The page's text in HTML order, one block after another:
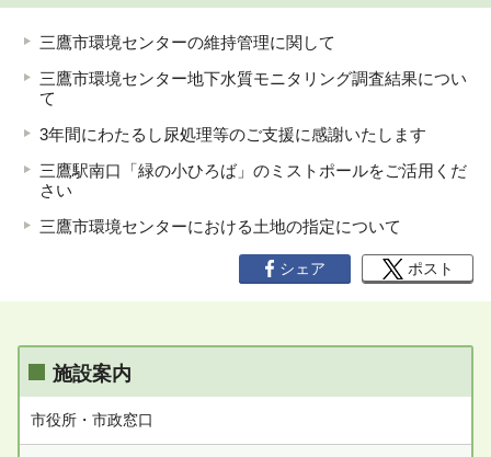
三鷹市環境センターの維持管理に関して
三鷹市環境センター地下水質モニタリング調査結果につい
て
3年間にわたるし尿処理等のご支援に感謝いたします
三鷹駅南口「緑の小ひろば」のミストポールをご活用くだ
さい
三鷹市環境センターにおける土地の指定について
シェア ポスト
施設案内
市役所・市政窓口